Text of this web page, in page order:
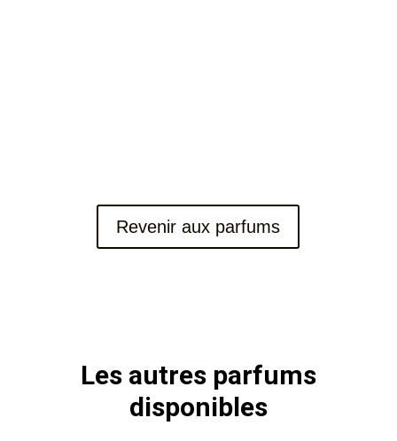
Revenir aux parfums
Les autres parfums
disponibles